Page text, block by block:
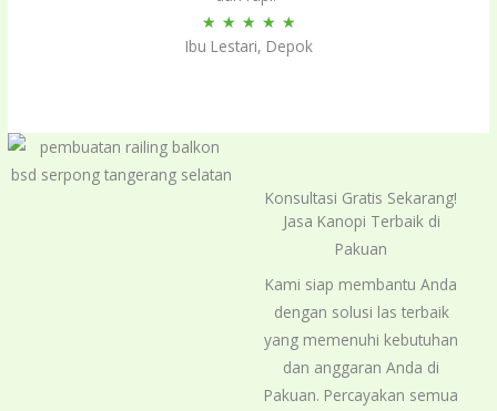
★ ★ ★ ★ ★Rated
5
5
Ibu Lestari, Depok
Konsultasi Gratis Sekarang!
Jasa Kanopi Terbaik di
Pakuan
Kami siap membantu Anda
dengan solusi las terbaik
yang memenuhi kebutuhan
dan anggaran Anda di
Pakuan. Percayakan semua